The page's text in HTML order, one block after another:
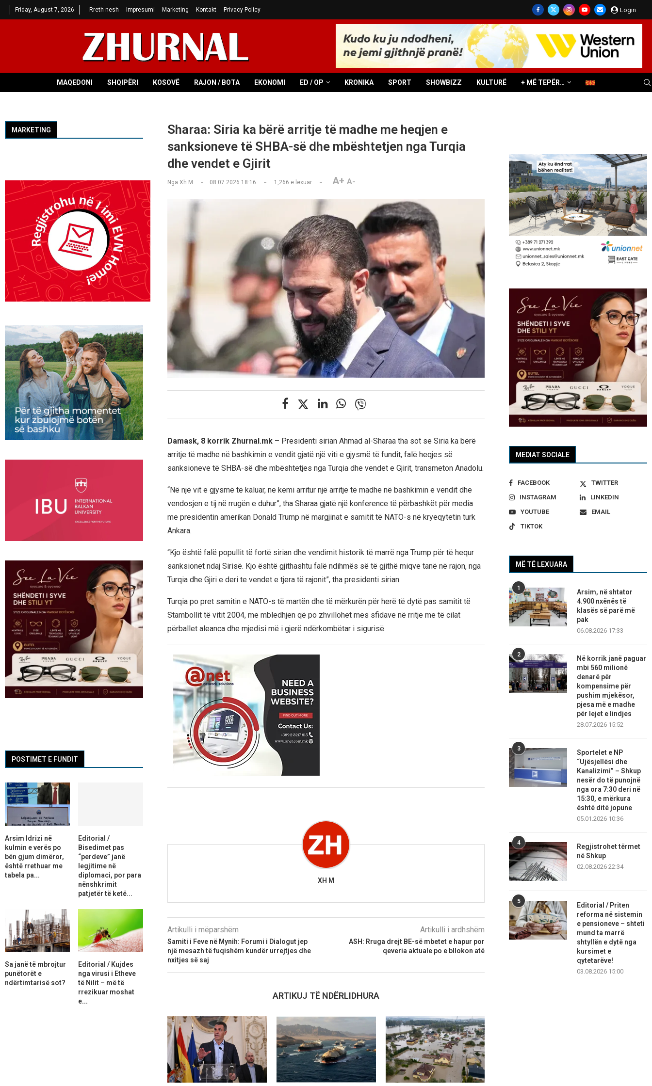
Friday, August 7, 2026 Rreth nesh Impresumi Marketing Kontakt Privacy Policy Login
MAQEDONI SHQIPËRI KOSOVË RAJON / BOTA EKONOMI ED / OP KRONIKA SPORT SHOWBIZZ KULTURË + MË TEPËR…
Sharaa: Siria ka bërë arritje të madhe me heqjen e
sanksioneve të SHBA-së dhe mbështetjen nga Turqia
dhe vendet e Gjirit
Nga Xh M 08.07.2026 18:16 1,266 e lexuar A+ A-
Damask, 8 korrik Zhurnal.mk – Presidenti sirian Ahmad al-Sharaa tha sot se Siria ka bërë
arritje të madhe në bashkimin e vendit gjatë një viti e gjysmë të fundit, falë heqjes së
sanksioneve të SHBA-së dhe mbështetjes nga Turqia dhe vendet e Gjirit, transmeton Anadolu.
“Në një vit e gjysmë të kaluar, ne kemi arritur një arritje të madhe në bashkimin e vendit dhe
vendosjen e tij në rrugën e duhur”, tha Sharaa gjatë një konference të përbashkët për media
me presidentin amerikan Donald Trump në margjinat e samitit të NATO-s në kryeqytetin turk
Ankara.
“Kjo është falë popullit të fortë sirian dhe vendimit historik të marrë nga Trump për të hequr
sanksionet ndaj Sirisë. Kjo është gjithashtu falë ndihmës së të gjithë miqve tanë në rajon, nga
Turqia dhe Gjiri e deri te vendet e tjera të rajonit”, tha presidenti sirian.
Turqia po pret samitin e NATO-s të martën dhe të mërkurën për herë të dytë pas samitit të
Stambollit të vitit 2004, me mbledhjen që po zhvillohet mes sfidave në rritje me të cilat
përballet aleanca dhe mjedisi më i gjerë ndërkombëtar i sigurisë.
XH M
Artikulli i mëparshëm
Samiti i Feve në Mynih: Forumi i Dialogut jep
një mesazh të fuqishëm kundër urrejtjes dhe
nxitjes së saj
Artikulli i ardhshëm
ASH: Rruga drejt BE-së mbetet e hapur por
qeveria aktuale po e bllokon atë
ARTIKUJ TË NDËRLIDHURA
MEDIAT SOCIALE
FACEBOOK
TWITTER
INSTAGRAM
LINKEDIN
YOUTUBE
EMAIL
TIKTOK
MË TË LEXUARA
1
Arsim, në shtator
4.900 nxënës të
klasës së parë më
pak
06.08.2026 17:33
2
Në korrik janë paguar
mbi 560 milionë
denarë për
kompensime për
pushim mjekësor,
pjesa më e madhe
për lejet e lindjes
28.07.2026 15:52
3
Sportelet e NP
“Ujësjellësi dhe
Kanalizimi” – Shkup
nesër do të punojnë
nga ora 7:30 deri në
15:30, e mërkura
është ditë jopune
05.01.2026 10:36
4
Regjistrohet tërmet
në Shkup
02.08.2026 22:34
5
Editorial / Priten
reforma në sistemin
e pensioneve – shteti
mund ta marrë
shtyllën e dytë nga
kursimet e
qytetarëve!
03.08.2026 15:00
MARKETING
POSTIMET E FUNDIT
Arsim Idrizi në
kulmin e verës po
bën gjum dimëror,
është rrethuar me
tabela pa...
Editorial /
Bisedimet pas
“perdeve” janë
legjitime në
diplomaci, por para
nënshkrimit
patjetër të ketë...
Sa janë të mbrojtur
punëtorët e
ndërtimtarisë sot?
Editorial / Kujdes
nga virusi i Etheve
të Nilit – më të
rrezikuar moshat
e...